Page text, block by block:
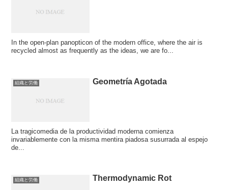
In the open-plan panopticon of the modern office, where the air is
recycled almost as frequently as the ideas, we are fo...
組織と労働 Geometría Agotada
La tragicomedia de la productividad moderna comienza
invariablemente con la misma mentira piadosa susurrada al espejo
de...
組織と労働 Thermodynamic Rot